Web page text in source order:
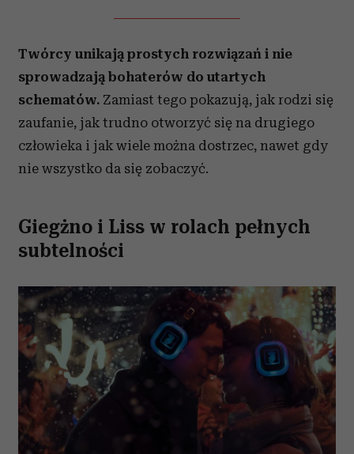
Twórcy unikają prostych rozwiązań i nie
sprowadzają bohaterów do utartych
schematów. Zamiast tego pokazują, jak rodzi się
zaufanie, jak trudno otworzyć się na drugiego
człowieka i jak wiele można dostrzec, nawet gdy
nie wszystko da się zobaczyć.
Giegżno i Liss w rolach pełnych
subtelności